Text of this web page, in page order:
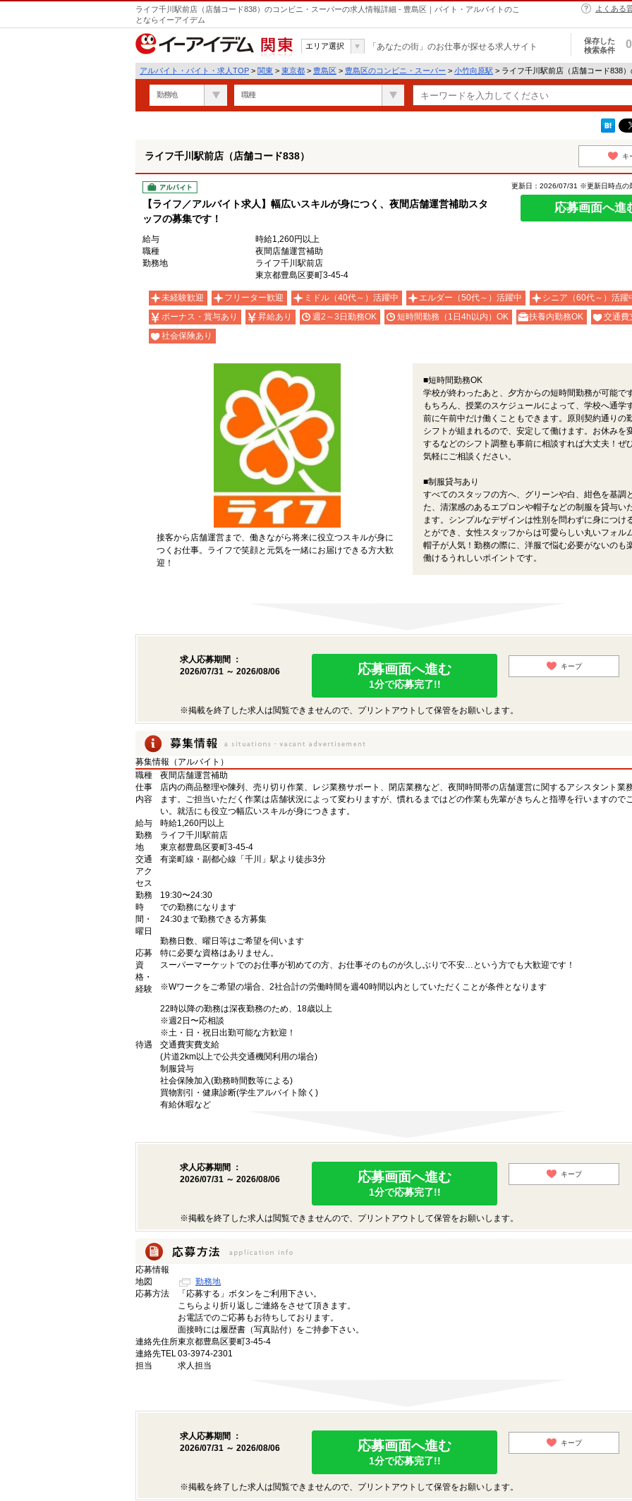
ライフ千川駅前店（店舗コード838）のコンビニ・スーパーの求人情報詳細 - 豊島区｜バイト・アルバイトのこ
とならイーアイデム
よくある
関東
エリア選択 「あなたの街」のお仕事が探せる求人サイト
保存した
検索条件
0
アルバイト・バイト・求人TOP > 関東 > 東京都 > 豊島区 > 豊島区のコンビニ・スーパー > 小竹向原駅 > ライフ千川駅前店（店舗コード838
勤務地 職種
ライフ千川駅前店（店舗コード838） キ
アルバイト
【ライフ／アルバイト求人】幅広いスキルが身につく、夜間店舗運営補助スタ
ッフの募集です！
更新日：2026/07/31 ※更新日時点の
応募画面へ進
給与
時給1,260円以上
職種
夜間店舗運営補助
勤務地
ライフ千川駅前店
東京都豊島区要町3-45-4
未経験歓迎 フリーター歓迎 ミドル（40代～）活躍中 エルダー（50代～）活躍中
シニア（60代～）活躍
ボーナス・賞与あり
昇給あり 週2～3日勤務OK 短時間勤務（1日4h以内）OK 扶養内勤務OK
交通費
社会保険あり
接客から店舗運営まで、働きながら将来に役立つスキルが身に
つくお仕事。ライフで笑顔と元気を一緒にお届けできる方大歓
迎！
■短時間勤務OK
学校が終わったあと、夕方からの短時間勤務が可能です
もちろん、授業のスケジュールによって、学校へ通学
前に午前中だけ働くこともできます。原則契約通りの
シフトが組まれるので、安定して働けます。お休みを
するなどのシフト調整も事前に相談すれば大丈夫！ぜ
気軽にご相談ください。
■制服貸与あり
すべてのスタッフの方へ、グリーンや白、紺色を基調
た、清潔感のあるエプロンや帽子などの制服を貸与い
ます。シンプルなデザインは性別を問わずに身につけ
とができ、女性スタッフからは可愛らしい丸いフォル
帽子が人気！勤務の際に、洋服で悩む必要がないのも
働けるうれしいポイントです。
求人応募期間 ：
2026/07/31 ～ 2026/08/06
応募画面へ進む
1分で応募完了!!
キープ
※掲載を終了した求人は閲覧できませんので、プリントアウトして保管をお願いします。
募集情報（アルバイト）
職種
夜間店舗運営補助
仕事
内容
店内の商品整理や陳列、売り切り作業、レジ業務サポート、閉店業務など、夜間時間帯の店舗運営に関するアシスタント業
ます。ご担当いただく作業は店舗状況によって変わりますが、慣れるまではどの作業も先輩がきちんと指導を行いますので
い。就活にも役立つ幅広いスキルが身につきます。
給与
時給1,260円以上
勤務
地
ライフ千川駅前店
東京都豊島区要町3-45-4
交通
アク
セス
有楽町線・副都心線「千川」駅より徒歩3分
勤務
時
間・
曜日
19:30〜24:30
での勤務になります
24:30まで勤務できる方募集
勤務日数、曜日等はご希望を伺います
応募
資
格・
経験
特に必要な資格はありません。
スーパーマーケットでのお仕事が初めての方、お仕事そのものが久しぶりで不安…という方でも大歓迎です！
※Wワークをご希望の場合、2社合計の労働時間を週40時間以内としていただくことが条件となります
22時以降の勤務は深夜勤務のため、18歳以上
※週2日〜応相談
※土・日・祝日出勤可能な方歓迎！
待遇
交通費実費支給
(片道2km以上で公共交通機関利用の場合)
制服貸与
社会保険加入(勤務時間数等による)
買物割引・健康診断(学生アルバイト除く)
有給休暇など
求人応募期間 ：
2026/07/31 ～ 2026/08/06
応募画面へ進む
1分で応募完了!!
キープ
※掲載を終了した求人は閲覧できませんので、プリントアウトして保管をお願いします。
応募情報
地図
勤務地
応募方法
「応募する」ボタンをご利用下さい。
こちらより折り返しご連絡をさせて頂きます。
お電話でのご応募もお待ちしております。
面接時には履歴書（写真貼付）をご持参下さい。
連絡先住所東京都豊島区要町3-45-4
連絡先TEL03-3974-2301
担当
求人担当
求人応募期間 ：
2026/07/31 ～ 2026/08/06
応募画面へ進む
1分で応募完了!!
キープ
※掲載を終了した求人は閲覧できませんので、プリントアウトして保管をお願いします。